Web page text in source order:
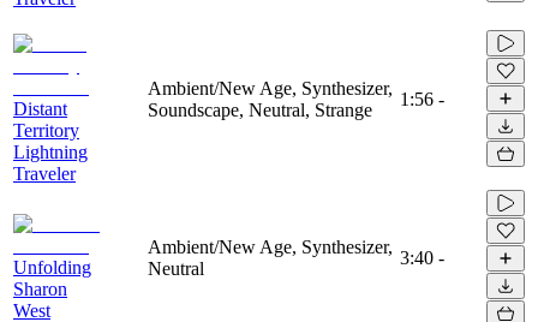
Distant
Territory
Lightning
Traveler
Ambient/New Age, Synthesizer,
Soundscape, Neutral, Strange
1:56 -
Unfolding
Sharon
West
Ambient/New Age, Synthesizer,
Neutral
3:40 -